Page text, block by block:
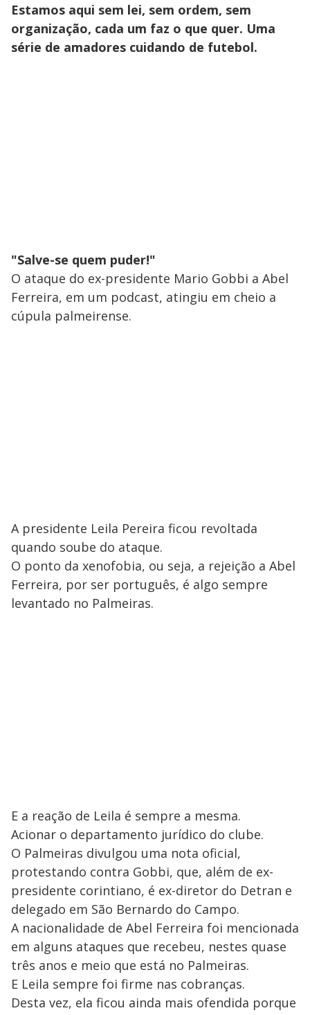
Estamos aqui sem lei, sem ordem, sem
organização, cada um faz o que quer. Uma
série de amadores cuidando de futebol.
"Salve-se quem puder!"
O ataque do ex-presidente Mario Gobbi a Abel
Ferreira, em um podcast, atingiu em cheio a
cúpula palmeirense.
A presidente Leila Pereira ficou revoltada
quando soube do ataque.
O ponto da xenofobia, ou seja, a rejeição a Abel
Ferreira, por ser português, é algo sempre
levantado no Palmeiras.
E a reação de Leila é sempre a mesma.
Acionar o departamento jurídico do clube.
O Palmeiras divulgou uma nota oficial,
protestando contra Gobbi, que, além de ex-
presidente corintiano, é ex-diretor do Detran e
delegado em São Bernardo do Campo.
A nacionalidade de Abel Ferreira foi mencionada
em alguns ataques que recebeu, nestes quase
três anos e meio que está no Palmeiras.
E Leila sempre foi firme nas cobranças.
Desta vez, ela ficou ainda mais ofendida porque